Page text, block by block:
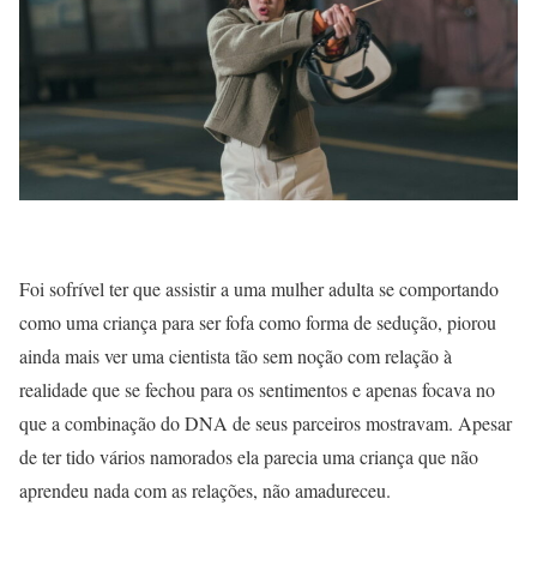
Foi sofrível ter que assistir a uma mulher adulta se comportando
como uma criança para ser fofa como forma de sedução, piorou
ainda mais ver uma cientista tão sem noção com relação à
realidade que se fechou para os sentimentos e apenas focava no
que a combinação do DNA de seus parceiros mostravam. Apesar
de ter tido vários namorados ela parecia uma criança que não
aprendeu nada com as relações, não amadureceu.